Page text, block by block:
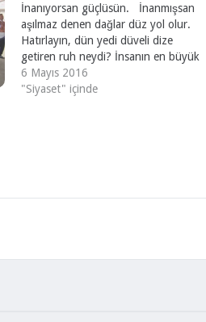
İnanıyorsan güçlüsün. İnanmışsan
aşılmaz denen dağlar düz yol olur.
Hatırlayın, dün yedi düveli dize
getiren ruh neydi? İnsanın en büyük
gücü inanma hasletidir. Aşılmaz
denen nice engeller, inanan için
6 Mayıs 2016
"Siyaset" içinde